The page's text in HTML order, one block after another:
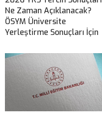
Ne Zaman Açıklanacak?
ÖSYM Üniversite
Yerleştirme Sonuçları İçin